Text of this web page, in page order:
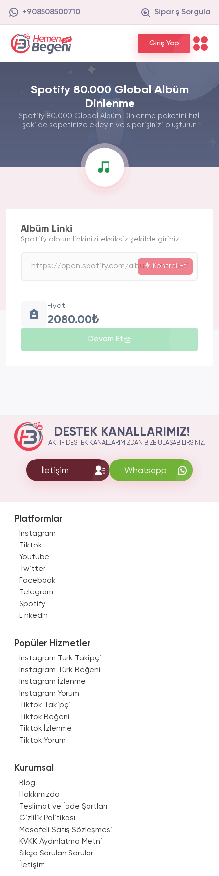
+908508500710 Sipariş Sorgula
Giriş Yap
Spotify 80.000 Global Albüm
Dinlenme
Spotify 80.000 Global Albüm Dinlenme paketini hızlı
şekilde sepetinize ekleyin ve siparişinizi oluşturun
Albüm Linki
Spotify albüm linkinizi eksiksiz şekilde giriniz.
Kontrol Et
Fiyat
2080.00₺
Devam Et
DESTEK KANALLARIMIZ!
AKTIF DESTEK KANALLARIMIZDAN BIZE ULAŞABILIRSINIZ.
İletişim Whatsapp
Platformlar
Instagram
Tiktok
Youtube
Twitter
Facebook
Telegram
Spotify
LinkedIn
Popüler Hizmetler
Instagram Türk Takipçi
Instagram Türk Beğeni
Instagram İzlenme
Instagram Yorum
Tiktok Takipçi
Tiktok Beğeni
Tiktok İzlenme
Tiktok Yorum
Kurumsal
Blog
Hakkımızda
Teslimat ve İade Şartları
Gizlilik Politikası
Mesafeli Satış Sözleşmesi
KVKK Aydınlatma Metni
Sıkça Sorulan Sorular
İletişim